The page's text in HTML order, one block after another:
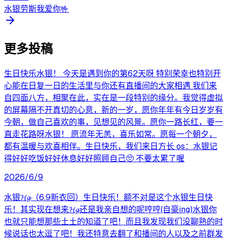
水银劳斯我爱你🤟
更多投稿
生日快乐水银！ 今天是遇到你的第62天呀 特别荣幸也特别开
心能在日复一日的生活里与你还有直播间的大家相遇 我们来
自四面八方，相聚在此，实在是一段特别的缘分。我觉得虚拟
的屏幕隔不开真切的心意，新的一岁，愿你年年有今日岁岁有
今朝，做自己喜欢的事，见想见的风景。愿你一路长红，要一
直走花路呀水银！ 愿流年无恙，喜乐如常。愿每一个朝夕，
都有温暖与欢喜相伴。生日快乐，我们来日方长 os：水银记
得好好吃饭好好休息好好照顾自己🥺 不要太累了喔
2026/6/9
水银𝓗𝓰（6.9新衣回）生日快乐！额不对是这个水银生日快
乐！其实现在想来𝓗𝓰还是我亲自想的呢哼哼(自豪ing)水银你
也就只能想那些土土的知道了吧！而且我发现我们没聊熟的时
候说话也太逗了吧！我还特意去翻了和播间的人以及之前群发